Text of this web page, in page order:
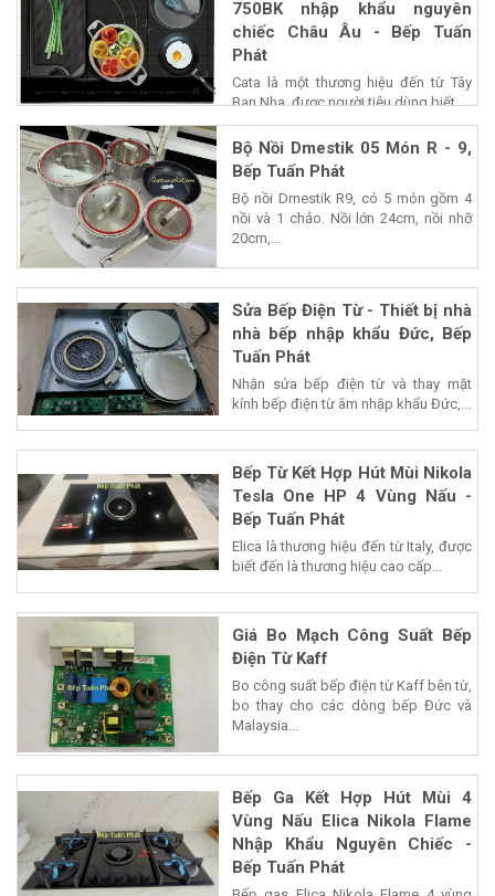
750BK nhập khẩu nguyên
chiếc Châu Âu - Bếp Tuấn
Phát
Cata là một thương hiệu đến từ Tây
Ban Nha, được người tiêu dùng biết...
Bộ Nồi Dmestik 05 Món R - 9,
Bếp Tuấn Phát
Bộ nồi Dmestik R9, có 5 món gồm 4
nồi và 1 chảo. Nồi lớn 24cm, nồi nhỡ
20cm,...
Sửa Bếp Điện Từ - Thiết bị nhà
nhà bếp nhập khẩu Đức, Bếp
Tuấn Phát
Nhận sửa bếp điện từ và thay mặt
kính bếp điện từ âm nhập khẩu Đức,...
Bếp Từ Kết Hợp Hút Mùi Nikola
Tesla One HP 4 Vùng Nấu -
Bếp Tuấn Phát
Elica là thương hiệu đến từ Italy, được
biết đến là thương hiệu cao cấp...
Giá Bo Mạch Công Suất Bếp
Điện Từ Kaff
Bo công suất bếp điện từ Kaff bên từ,
bo thay cho các dòng bếp Đức và
Malaysia...
Bếp Ga Kết Hợp Hút Mùi 4
Vùng Nấu Elica Nikola Flame
Nhập Khẩu Nguyên Chiếc -
Bếp Tuấn Phát